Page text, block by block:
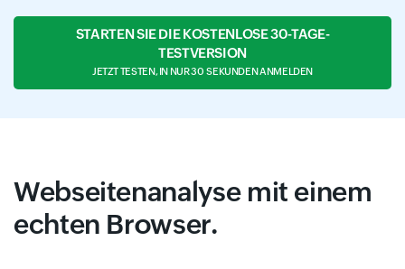
STARTEN SIE DIE KOSTENLOSE 30-TAGE-
TESTVERSION
JETZT TESTEN, IN NUR 30 SEKUNDEN ANMELDEN
Webseitenanalyse mit einem
echten Browser.